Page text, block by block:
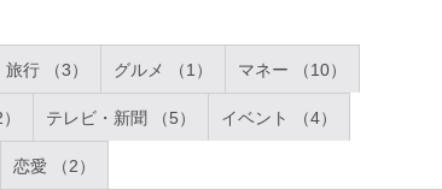
旅行 （3） グルメ （1） マネー （10）
テレビ・新聞 （5） イベント （4）
恋愛 （2）